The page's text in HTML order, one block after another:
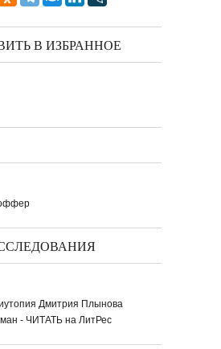
В ИЗБРАННОЕ
Дмитрия Плынова
- ЧИТАТЬ на ЛитРес